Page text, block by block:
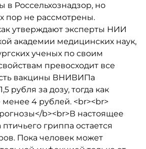
в Россельхознадзор, но
пор не рассмотрены.
утверждают эксперты НИИ
академии медицинских наук,
ученых по своим
превосходит все
вакцины ВНИВИПа
рубля за дозу, тогда как
менее 4 рублей. <br><br>
b><br>В настоящее
гриппа остается
Пока человек может